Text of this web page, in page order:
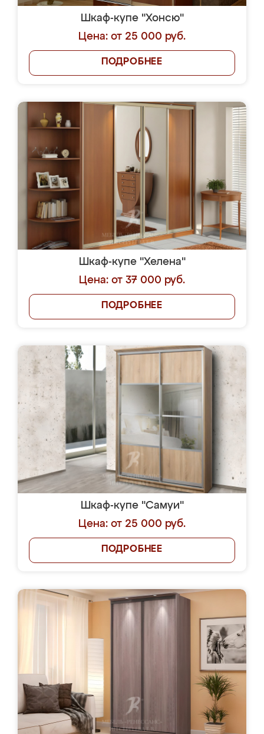
Шкаф-купе "Хонсю"
Цена: от 25 000 руб.
ПОДРОБНЕЕ
Шкаф-купе "Хелена"
Цена: от 37 000 руб.
ПОДРОБНЕЕ
Шкаф-купе "Самуи"
Цена: от 25 000 руб.
ПОДРОБНЕЕ